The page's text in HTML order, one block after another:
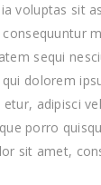
voluptas sit
sequi
dolorem
adipisci
porro
sit amet,